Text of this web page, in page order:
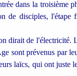
dans la troisième
de disciples, l'étape
dirait de l'électricité.
sont prévenus par
laïcs, qui ont juste